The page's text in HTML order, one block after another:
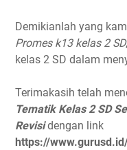
Demikianlah yang
Promes k13 kelas 2 SD
kelas 2 SD dalam
Terimakasih telah
Tematik Kelas 2 SD
Revisidengan link
https://